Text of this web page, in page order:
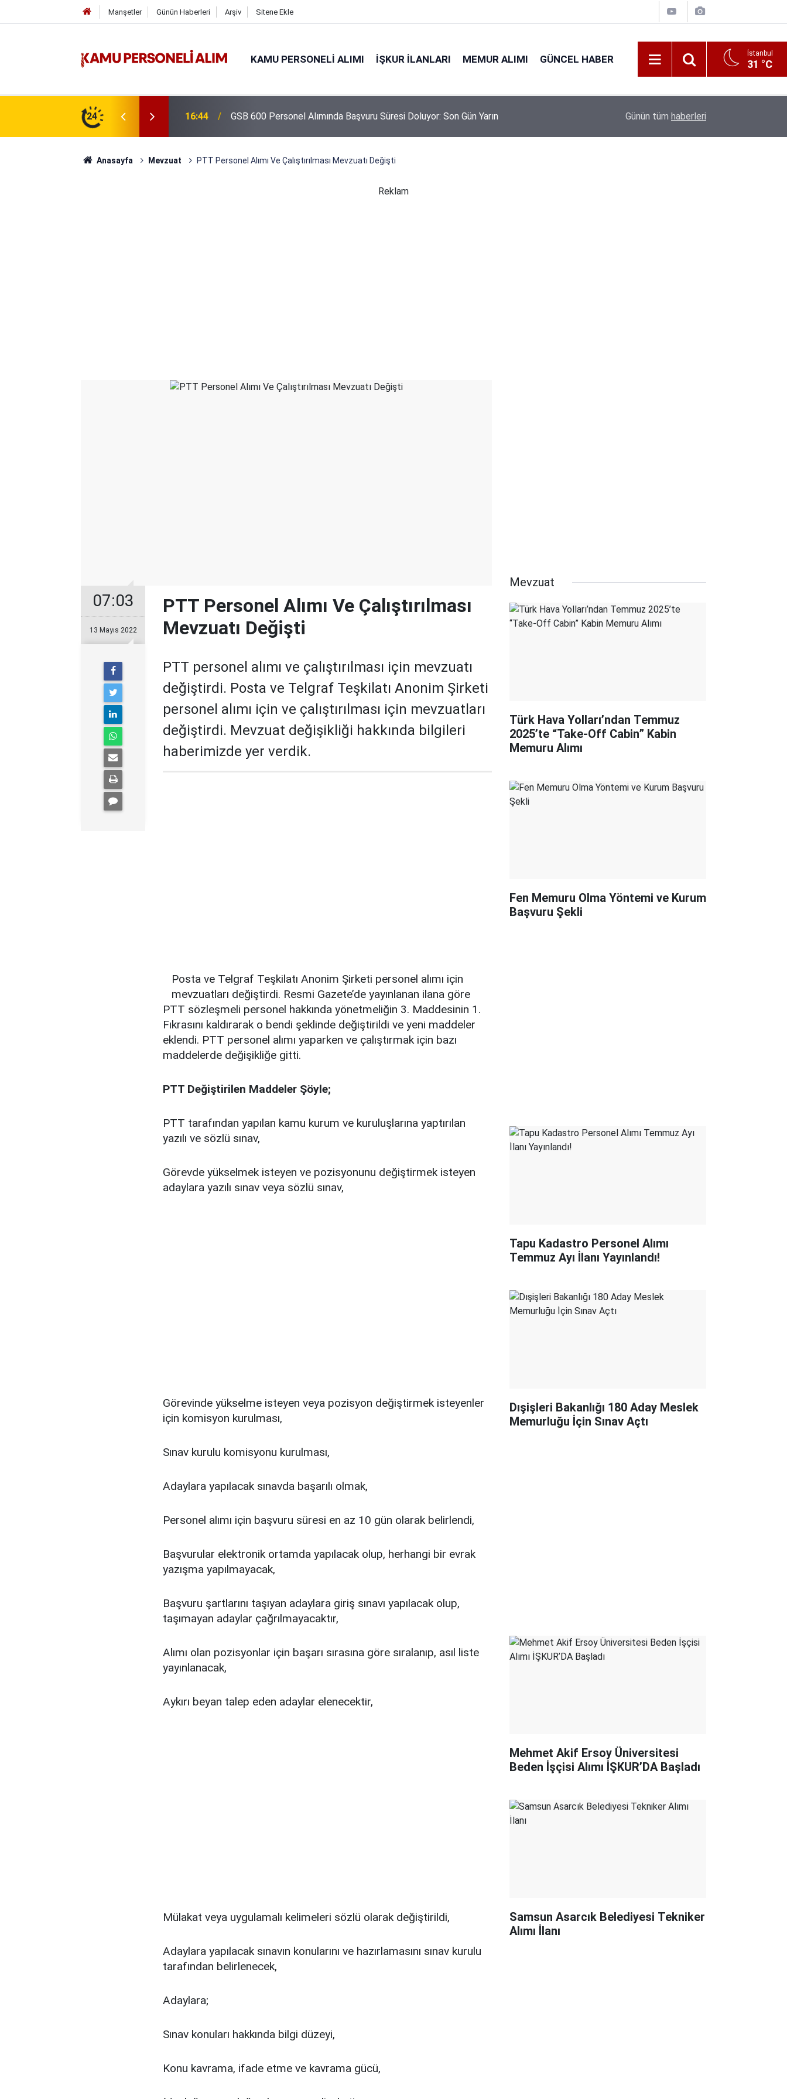
Manşetler Günün Haberleri Arşiv Sitene Ekle
KAMU PERSONELI ALIMI İŞKUR İLANLARI MEMUR ALIMI GÜNCEL HABER İstanbul
31 °C
24
Gündemde! Bakan Çiftçi Süreci
16:44 GSB 600 Personel Alımında Başvuru Süresi Doluyor: Son Gün Yarın Kıyı Emniyeti Genel Müdürlüğü 26 İşçi Alımı
Günün tüm haberleri
Anasayfa Mevzuat PTT Personel Alımı Ve Çalıştırılması Mevzuatı Değişti
Reklam
07:03
13 Mayıs 2022
PTT Personel Alımı Ve Çalıştırılması
Mevzuatı Değişti
PTT personel alımı ve çalıştırılması için mevzuatı
değiştirdi. Posta ve Telgraf Teşkilatı Anonim Şirketi
personel alımı için ve çalıştırılması için mevzuatları
değiştirdi. Mevzuat değişikliği hakkında bilgileri
haberimizde yer verdik.
Posta ve Telgraf Teşkilatı Anonim Şirketi personel alımı için
mevzuatları değiştirdi. Resmi Gazete’de yayınlanan ilana göre
PTT sözleşmeli personel hakkında yönetmeliğin 3. Maddesinin 1.
Fıkrasını kaldırarak o bendi şeklinde değiştirildi ve yeni maddeler
eklendi. PTT personel alımı yaparken ve çalıştırmak için bazı
maddelerde değişikliğe gitti.
PTT Değiştirilen Maddeler Şöyle;
PTT tarafından yapılan kamu kurum ve kuruluşlarına yaptırılan
yazılı ve sözlü sınav,
Görevde yükselmek isteyen ve pozisyonunu değiştirmek isteyen
adaylara yazılı sınav veya sözlü sınav,
Görevinde yükselme isteyen veya pozisyon değiştirmek isteyenler
için komisyon kurulması,
Sınav kurulu komisyonu kurulması,
Adaylara yapılacak sınavda başarılı olmak,
Personel alımı için başvuru süresi en az 10 gün olarak belirlendi,
Başvurular elektronik ortamda yapılacak olup, herhangi bir evrak
yazışma yapılmayacak,
Başvuru şartlarını taşıyan adaylara giriş sınavı yapılacak olup,
taşımayan adaylar çağrılmayacaktır,
Alımı olan pozisyonlar için başarı sırasına göre sıralanıp, asıl liste
yayınlanacak,
Aykırı beyan talep eden adaylar elenecektir,
Mülakat veya uygulamalı kelimeleri sözlü olarak değiştirildi,
Adaylara yapılacak sınavın konularını ve hazırlamasını sınav kurulu
tarafından belirlenecek,
Adaylara;
Sınav konuları hakkında bilgi düzeyi,
Konu kavrama, ifade etme ve kavrama gücü,
Mevzuat
Türk Hava Yolları’ndan Temmuz
2025’te “Take‑Off Cabin” Kabin
Memuru Alımı
Fen Memuru Olma Yöntemi ve Kurum
Başvuru Şekli
Tapu Kadastro Personel Alımı
Temmuz Ayı İlanı Yayınlandı!
Dışişleri Bakanlığı 180 Aday Meslek
Memurluğu İçin Sınav Açtı
Mehmet Akif Ersoy Üniversitesi
Beden İşçisi Alımı İŞKUR’DA Başladı
Samsun Asarcık Belediyesi Tekniker
Alımı İlanı